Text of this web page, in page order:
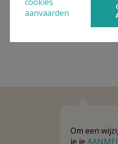
Kerken in of nabij
Om een
je je
aanvaarden